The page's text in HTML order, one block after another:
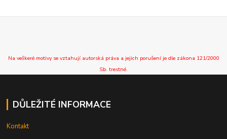
Na veškeré motivy se vztahují autorská práva a jejich porušení je dle zákona 121/2000
Sb. trestné.
DŮLEŽITÉ INFORMACE
Kontakt